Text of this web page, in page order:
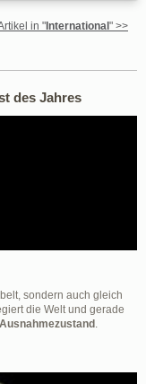
in "International" >>
des Jahres
sondern auch gleich
die Welt und gerade
Ausnahmezustand